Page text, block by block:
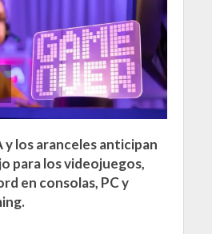
y los aranceles anticipan
para los videojuegos,
en consolas, PC y